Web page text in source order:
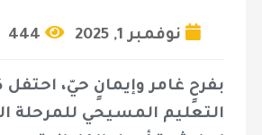
نوفمبر 1, 2025 444
بفرحٍ غامر وإيمانٍ حيّ، احتفل
التعليم المسيحي للمرحلة